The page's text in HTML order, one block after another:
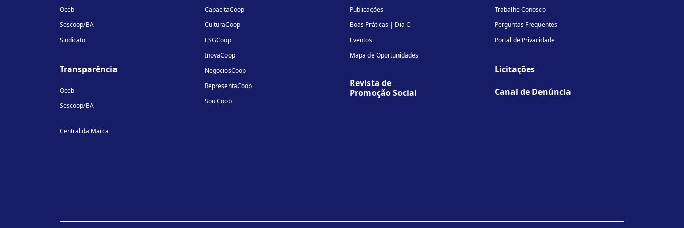
Oceb
Sescoop/BA
Sindicato
Transparência
Oceb
Sescoop/BA
Central da Marca
CapacitaCoop
CulturaCoop
ESGCoop
InovaCoop
NegóciosCoop
RepresentaCoop
Sou Coop
Publicações
Boas Práticas | Dia C
Eventos
Mapa de Oportunidades
Revista de
Promoção Social
Trabalhe Conosco
Perguntas Frequentes
Portal de Privacidade
Licitações
Canal de Denúncia